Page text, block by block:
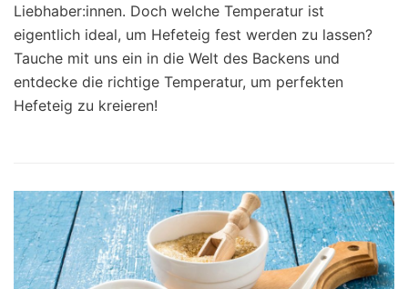
Liebhaber:innen. Doch welche Temperatur ist
eigentlich ideal, um Hefeteig fest werden zu lassen?
Tauche mit uns ein in die Welt des Backens und
entdecke die richtige Temperatur, um perfekten
Hefeteig zu kreieren!